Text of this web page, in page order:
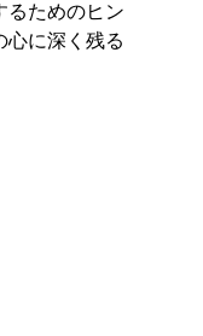
るためのヒン
心に深く残る